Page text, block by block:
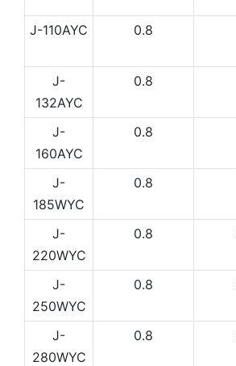
J-110AYC 0.8
J-
132AYC
0.8
J-
160AYC
0.8
J-
185WYC
0.8
J-
220WYC
0.8
J-
250WYC
0.8
J-
280WYC
0.8